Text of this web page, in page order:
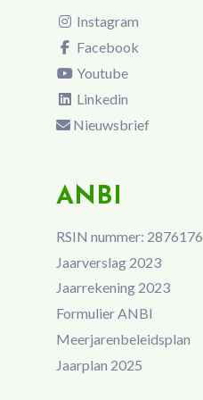
Instagram
Facebook
Youtube
Linkedin
Nieuwsbrief
ANBI
RSIN nummer: 2876176
Jaarverslag 2023
Jaarrekening 2023
Formulier ANBI
Meerjarenbeleidsplan
Jaarplan 2025